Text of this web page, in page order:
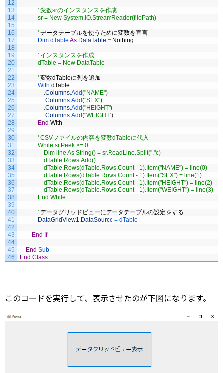
12
13
14
15
16
17
18
19
20
21
22
23
24
25
26
27
28
29
30
31
32
33
34
35
36
37
38
39
40
41
42
43
44
45
46
' 変数srのインスタンスを作成
sr = New System.IO.StreamReader(filePath)
' データテーブルを使うために変数を宣言
Dim dTable As DataTable = Nothing
' インスタンスを作成
dTable = New DataTable
' 変数dTableに列を追加
With dTable
.Columns.Add("NAME")
.Columns.Add("SEX")
.Columns.Add("HEIGHT")
.Columns.Add("WEIGHT")
End With
' CSVファイルの内容を変数dTableに代入
While sr.Peek >= 0
Dim line As String() = sr.ReadLine.Split(","c)
dTable.Rows.Add()
dTable.Rows(dTable.Rows.Count - 1).Item("NAME") = line(0)
dTable.Rows(dTable.Rows.Count - 1).Item("SEX") = line(1)
dTable.Rows(dTable.Rows.Count - 1).Item("HEIGHT") = line(2)
dTable.Rows(dTable.Rows.Count - 1).Item("WEIGHT") = line(3)
End While
' データグリッドビューにデータテーブルの設定をする
DataGridView1.DataSource = dTable
End If
End Sub
End Class
このコードを実行して、表示させたのが下図になります。